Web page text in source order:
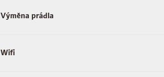
Výměna prádla
Wifi